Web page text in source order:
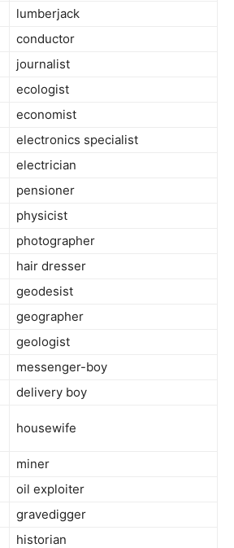
lumberjack
conductor
journalist
ecologist
economist
electronics specialist
electrician
pensioner
physicist
photographer
hair dresser
geodesist
geographer
geologist
messenger-boy
delivery boy
housewife
miner
oil exploiter
gravedigger
historian